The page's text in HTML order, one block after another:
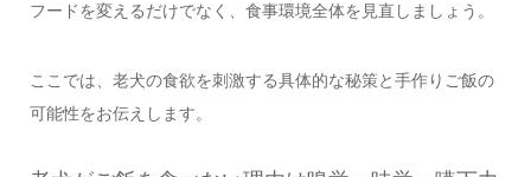
フードを変えるだけでなく、食事環境全体を見直しましょう。
ここでは、老犬の食欲を刺激する具体的な秘策と手作りご飯の
可能性をお伝えします。